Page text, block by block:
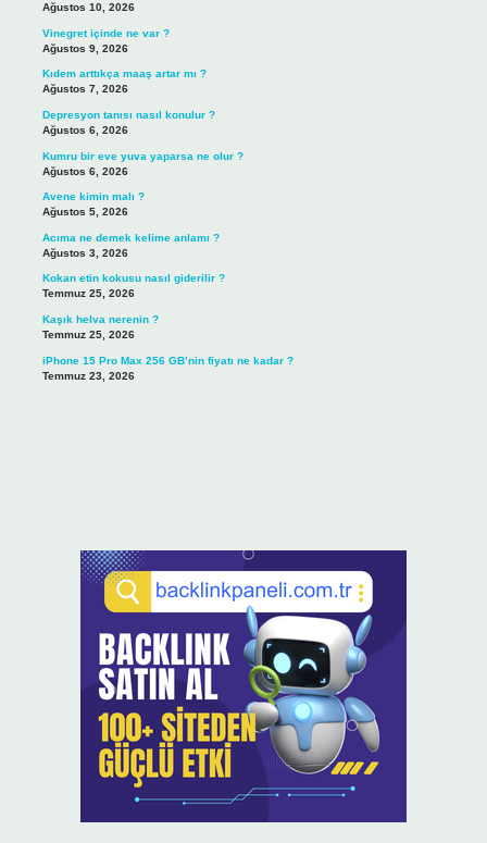
Ağustos 10, 2026
Vinegret içinde ne var ?
Ağustos 9, 2026
Kıdem arttıkça maaş artar mı ?
Ağustos 7, 2026
Depresyon tanısı nasıl konulur ?
Ağustos 6, 2026
Kumru bir eve yuva yaparsa ne olur ?
Ağustos 6, 2026
Avene kimin malı ?
Ağustos 5, 2026
Acıma ne demek kelime anlamı ?
Ağustos 3, 2026
Kokan etin kokusu nasıl giderilir ?
Temmuz 25, 2026
Kaşık helva nerenin ?
Temmuz 25, 2026
iPhone 15 Pro Max 256 GB’nin fiyatı ne kadar ?
Temmuz 23, 2026